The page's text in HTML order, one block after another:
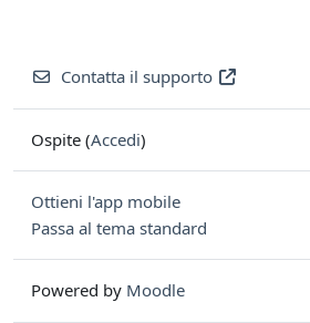
Contatta il supporto
Ospite (Accedi)
Ottieni l'app mobile
Passa al tema standard
Powered by Moodle